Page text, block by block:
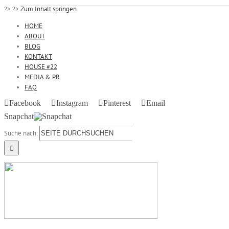
?> ?> Zum Inhalt springen
HOME
ABOUT
BLOG
KONTAKT
HOUSE #22
MEDIA & PR
FAQ
Facebook
Instagram Pinterest
Email
Snapchat
Suche nach: